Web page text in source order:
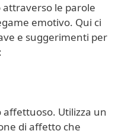
le parole
emotivo. Qui ci
e suggerimenti per
affettuoso. Utilizza un
di affetto che